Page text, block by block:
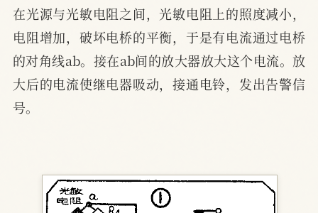
在光源与光敏电阻之间，光敏电阻上的照度减小，
电阻增加，破坏电桥的平衡，于是有电流通过电桥
的对角线ab。接在ab间的放大器放大这个电流。放
大后的电流使继电器吸动，接通电铃，发出告警信
号。